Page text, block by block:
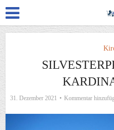
31. Dezember 2021 Kommentar